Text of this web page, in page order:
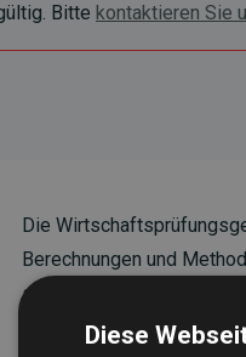
Bitte kontaktieren Sie
Die
Berechnungen und
sicherzustellen.
Ihre Prüfungen belegen,
Diese